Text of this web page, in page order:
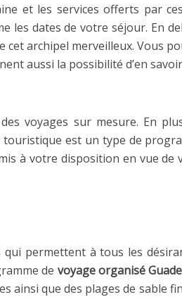
et les services offerts par
les dates de votre séjour. En
cet archipel merveilleux. Vous
aussi la possibilité d’en
voyages sur mesure. En
est un type de
à votre disposition en vue de
permettent à tous les
de voyage organisé
ainsi que des plages de sable